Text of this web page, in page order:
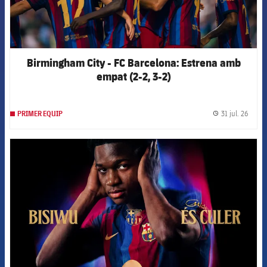
Birmingham City - FC Barcelona: Estrena amb
empat (2-2, 3-2)
PRIMER EQUIP 31 jul. 26
FCB Barcelona badge